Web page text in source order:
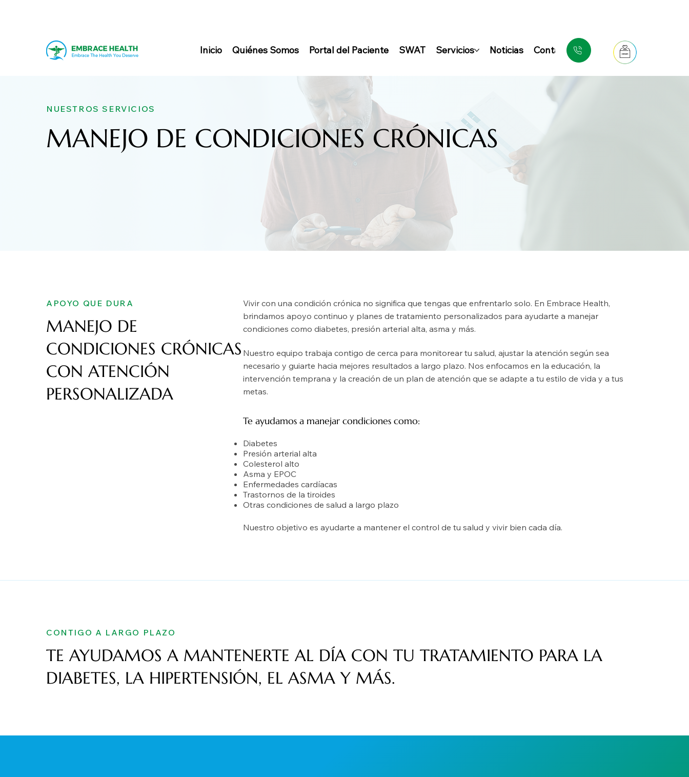
Inicio Quiénes Somos Portal del Paciente SWAT Servicios Noticias Contacto FAQ
NUESTROS SERVICIOS
MANEJO DE CONDICIONES CRÓNICAS
APOYO QUE DURA
MANEJO DE
CONDICIONES CRÓNICAS
CON ATENCIÓN
PERSONALIZADA
Vivir con una condición crónica no significa que tengas que enfrentarlo solo. En Embrace Health,
brindamos apoyo continuo y planes de tratamiento personalizados para ayudarte a manejar
condiciones como diabetes, presión arterial alta, asma y más.
Nuestro equipo trabaja contigo de cerca para monitorear tu salud, ajustar la atención según sea
necesario y guiarte hacia mejores resultados a largo plazo. Nos enfocamos en la educación, la
intervención temprana y la creación de un plan de atención que se adapte a tu estilo de vida y a tus
metas.
Te ayudamos a manejar condiciones como:
Diabetes
Presión arterial alta
Colesterol alto
Asma y EPOC
Enfermedades cardíacas
Trastornos de la tiroides
Otras condiciones de salud a largo plazo
Nuestro objetivo es ayudarte a mantener el control de tu salud y vivir bien cada día.
CONTIGO A LARGO PLAZO
TE AYUDAMOS A MANTENERTE AL DÍA CON TU TRATAMIENTO PARA LA
DIABETES, LA HIPERTENSIÓN, EL ASMA Y MÁS.